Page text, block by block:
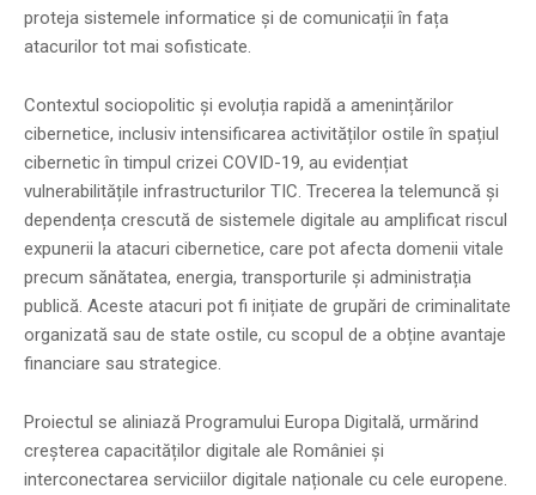
proteja sistemele informatice și de comunicații în fața
atacurilor tot mai sofisticate.
Contextul sociopolitic și evoluția rapidă a amenințărilor
cibernetice, inclusiv intensificarea activităților ostile în spațiul
cibernetic în timpul crizei COVID-19, au evidențiat
vulnerabilitățile infrastructurilor TIC. Trecerea la telemuncă și
dependența crescută de sistemele digitale au amplificat riscul
expunerii la atacuri cibernetice, care pot afecta domenii vitale
precum sănătatea, energia, transporturile și administrația
publică. Aceste atacuri pot fi inițiate de grupări de criminalitate
organizată sau de state ostile, cu scopul de a obține avantaje
financiare sau strategice.
Proiectul se aliniază Programului Europa Digitală, urmărind
creșterea capacităților digitale ale României și
interconectarea serviciilor digitale naționale cu cele europene.